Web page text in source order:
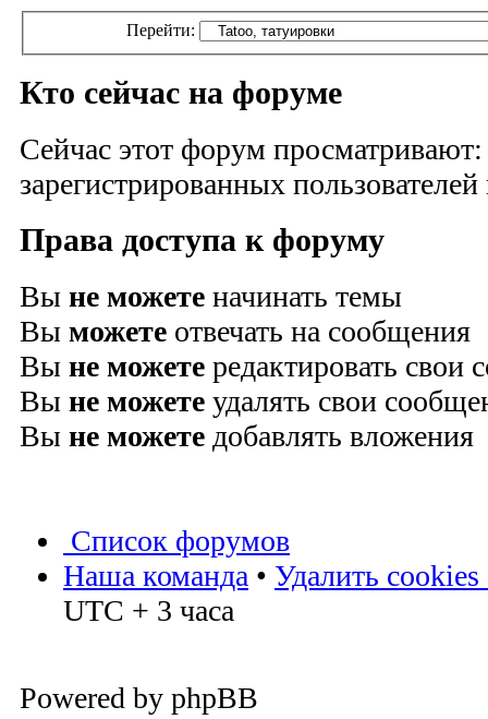
Перейти:
Кто сейчас на форуме
Сейчас этот форум просматривают:
зарегистрированных
Права доступа к форуму
Вы не можете начинать темы
Вы можете отвечать на сообщения
Вы не можете редактировать свои
Вы не можете удалять свои
Вы не можете добавлять вложения
Список форумов
Наша команда • Удалить
UTC + 3 часа
Powered by phpBB